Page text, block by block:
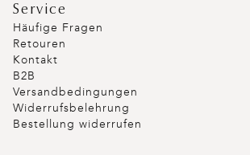
Service
Häufige Fragen
Retouren
Kontakt
B2B
Versandbedingungen
Widerrufsbelehrung
Bestellung widerrufen